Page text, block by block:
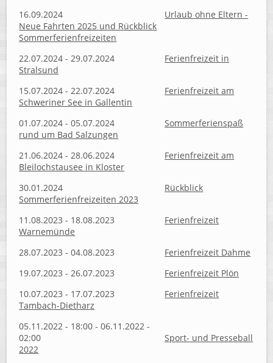
16.09.2024
Urlaub ohne Eltern -
Neue Fahrten 2025 und Rückblick
Sommerferienfreizeiten
22.07.2024 - 29.07.2024
Ferienfreizeit in
Stralsund
15.07.2024 - 22.07.2024
Ferienfreizeit am
Schweriner See in Gallentin
01.07.2024 - 05.07.2024
Sommerferienspaß
rund um Bad Salzungen
21.06.2024 - 28.06.2024
Ferienfreizeit am
Bleilochstausee in Kloster
30.01.2024
Rückblick
Sommerferienfreizeiten 2023
11.08.2023 - 18.08.2023
Ferienfreizeit
Warnemünde
28.07.2023 - 04.08.2023
Ferienfreizeit Dahme
19.07.2023 - 26.07.2023
Ferienfreizeit Plön
10.07.2023 - 17.07.2023
Ferienfreizeit
Tambach-Dietharz
05.11.2022 - 18:00 - 06.11.2022 -
02:00
Sport- und Presseball
2022